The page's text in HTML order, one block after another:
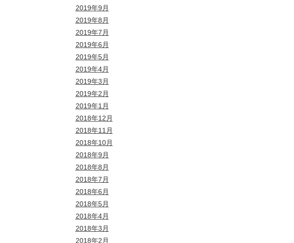
2019年9月
2019年8月
2019年7月
2019年6月
2019年5月
2019年4月
2019年3月
2019年2月
2019年1月
2018年12月
2018年11月
2018年10月
2018年9月
2018年8月
2018年7月
2018年6月
2018年5月
2018年4月
2018年3月
2018年2月